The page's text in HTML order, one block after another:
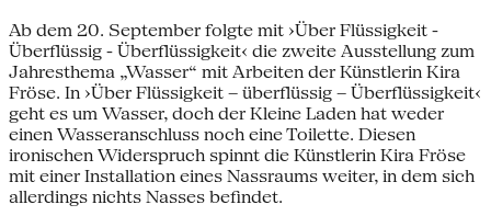
Ab dem 20. September folgte mit ›Über Flüssigkeit -
Überflüssig - Überflüssigkeit‹ die zweite Ausstellung zum
Jahresthema „Wasser“ mit Arbeiten der Künstlerin Kira
Fröse. In ›Über Flüssigkeit – überflüssig – Überflüssigkeit‹
geht es um Wasser, doch der Kleine Laden hat weder
einen Wasseranschluss noch eine Toilette. Diesen
ironischen Widerspruch spinnt die Künstlerin Kira Fröse
mit einer Installation eines Nassraums weiter, in dem sich
allerdings nichts Nasses befindet.